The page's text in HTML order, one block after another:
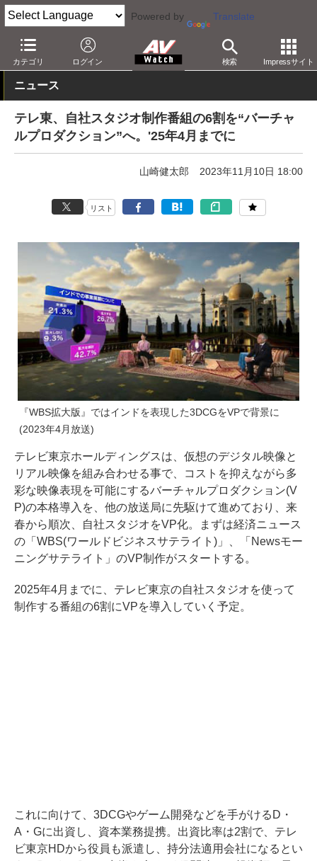
Powered by Translate
カテゴリ ログイン 検索 Impressサイト
AV Watch コンテンツ・サービス 放送 その他
ニュース
テレ東、自社スタジオ制作番組の6割を“バーチャ
ルプロダクション”へ。'25年4月までに
山崎健太郎 2023年11月10日 18:00
リスト
『WBS拡大版』ではインドを表現した3DCGをVPで背景に
(2023年4月放送)
テレビ東京ホールディングスは、仮想のデジタル映像と
リアル映像を組み合わせる事で、コストを抑えながら多
彩な映像表現を可能にするバーチャルプロダクション(V
P)の本格導入を、他の放送局に先駆けて進めており、来
春から順次、自社スタジオをVP化。まずは経済ニュース
の「WBS(ワールドビジネスサテライト)」、「Newsモー
ニングサテライト」のVP制作がスタートする。
2025年4月までに、テレビ東京の自社スタジオを使って
制作する番組の6割にVPを導入していく予定。
これに向けて、3DCGやゲーム開発などを手がけるD・
A・Gに出資し、資本業務提携。出資比率は2割で、テレ
ビ東京HDから役員も派遣し、持分法適用会社になるとい